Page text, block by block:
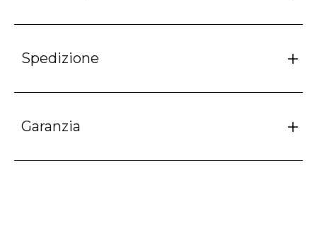
Spedizione
Garanzia